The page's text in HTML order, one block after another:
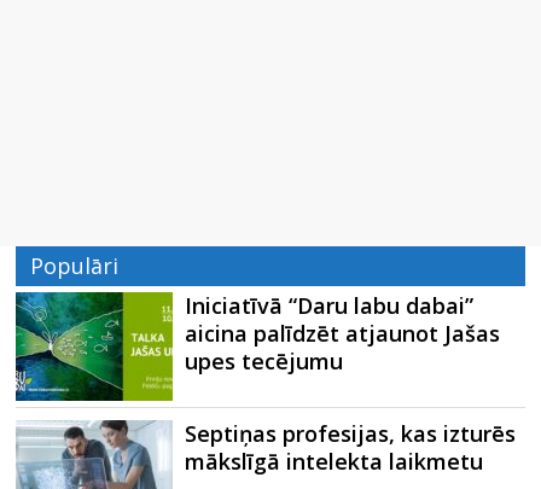
Populāri
Iniciatīvā “Daru labu dabai”
aicina palīdzēt atjaunot Jašas
upes tecējumu
Septiņas profesijas, kas izturēs
mākslīgā intelekta laikmetu